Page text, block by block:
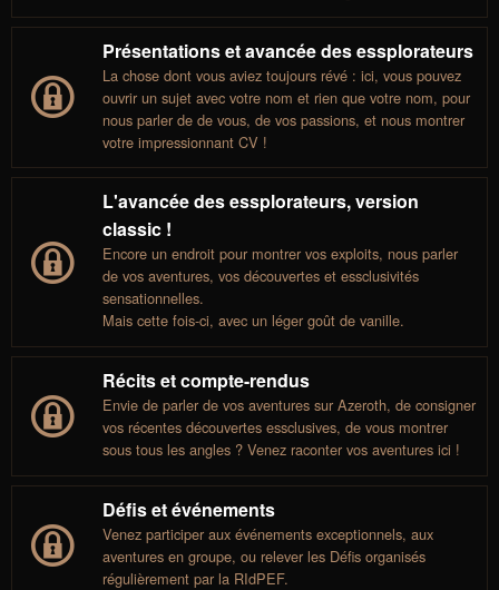
Présentations et avancée des essplorateurs
La chose dont vous aviez toujours révé : ici, vous pouvez
ouvrir un sujet avec votre nom et rien que votre nom, pour
nous parler de de vous, de vos passions, et nous montrer
votre impressionnant CV !
L'avancée des essplorateurs, version
classic !
Encore un endroit pour montrer vos exploits, nous parler
de vos aventures, vos découvertes et essclusivités
sensationnelles.
Mais cette fois-ci, avec un léger goût de vanille.
Récits et compte-rendus
Envie de parler de vos aventures sur Azeroth, de consigner
vos récentes découvertes essclusives, de vous montrer
sous tous les angles ? Venez raconter vos aventures ici !
Défis et événements
Venez participer aux événements exceptionnels, aux
aventures en groupe, ou relever les Défis organisés
régulièrement par la RIdPEF.